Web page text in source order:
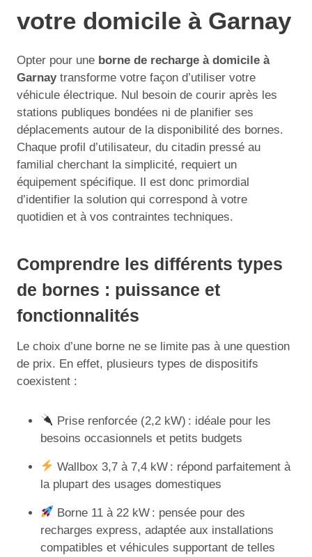
votre domicile à Garnay
Opter pour une borne de recharge à domicile à
Garnaytransforme votre façon d’utiliser votre
véhicule électrique. Nul besoin de courir après les
stations publiques bondées ni de planifier ses
déplacements autour de la disponibilité des bornes.
Chaque profil d’utilisateur, du citadin pressé au
familial cherchant la simplicité, requiert un
équipement spécifique. Il est donc primordial
d’identifier la solution qui correspond à votre
quotidien et à vos contraintes techniques.
Comprendre les différents types
de bornes : puissance et
fonctionnalités
Le choix d’une borne ne se limite pas à une question
de prix. En effet, plusieurs types de dispositifs
coexistent :
Prise renforcée (2,2 kW) : idéale pour les
besoins occasionnels et petits budgets
Wallbox 3,7 à 7,4 kW : répond parfaitement à
la plupart des usages domestiques
Borne 11 à 22 kW : pensée pour des
recharges express, adaptée aux installations
compatibles et véhicules supportant de telles